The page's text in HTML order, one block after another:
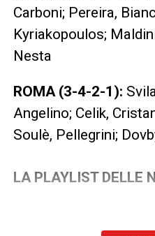
Carboni; Pereira,
Kyriakopoulos;
Nesta
ROMA (3-4-2-1):
Angelino; Celik,
Soulè, Pellegrini;
LA PLAYLIST DELLE